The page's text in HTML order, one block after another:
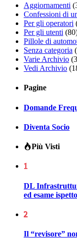
Aggiornamenti
Confessioni di
Per gli operatori
Per gli utenti
Pillole di
Senza categoria
Varie Archivio
Vedi Archivio
Pagine
Domande
Diventa Socio
Più Visti
1
DL
ed esame
2
Il “revisore”